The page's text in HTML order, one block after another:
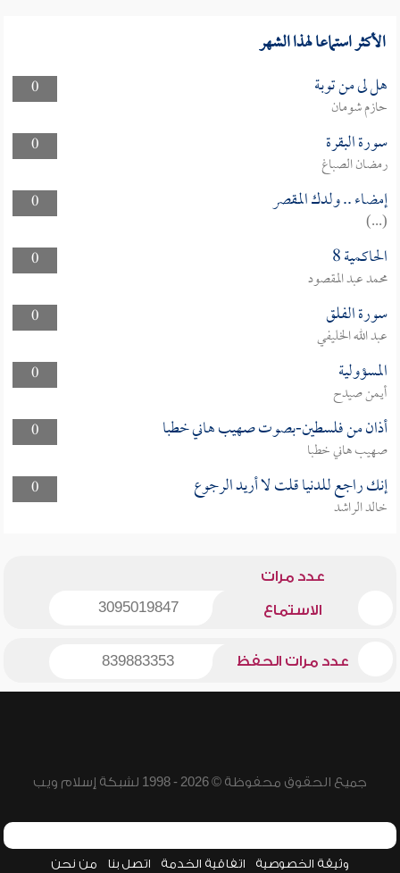
الأكثر استماعا لهذا الشهر
0 هل لى من توبة
حازم شومان
0
سورة البقرة
رمضان الصباغ
0
إمضاء .. ولدك المقصر
(...)
0
الحاكمية 8
محمد عبد المقصود
0
سورة الفلق
عبد الله الخليفي
0
المسؤولية
أيمن صيدح
0
أذان من فلسطين-بصوت صهيب هاني خطبا
صهيب هاني خطبا
0
إنك راجع للدنيا قلت لا أريد الرجوع
خالد الراشد
عدد مرات
الاستماع 3095019847
عدد مرات الحفظ 839883353
جميع الحقوق محفوظة © 2026 - 1998 لشبكة إسلام ويب
وثيقة الخصوصية اتفاقية الخدمة اتصل بنا من نحن